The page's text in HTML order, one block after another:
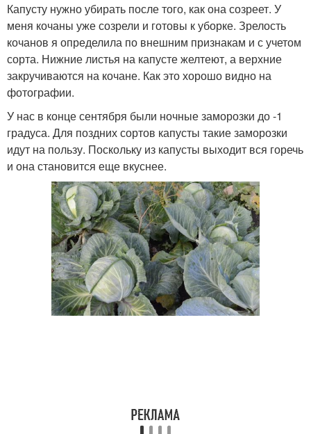
Капусту нужно убирать после того, как она созреет. У
меня кочаны уже созрели и готовы к уборке. Зрелость
кочанов я определила по внешним признакам и с учетом
сорта. Нижние листья на капусте желтеют, а верхние
закручиваются на кочане. Как это хорошо видно на
фотографии.
У нас в конце сентября были ночные заморозки до -1
градуса. Для поздних сортов капусты такие заморозки
идут на пользу. Поскольку из капусты выходит вся горечь
и она становится еще вкуснее.